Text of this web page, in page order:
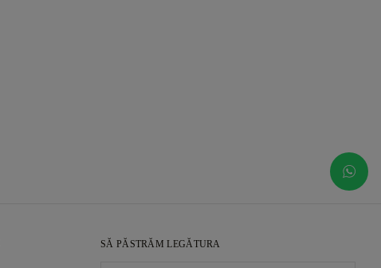
SĂ PĂSTRĂM LEGĂTURA